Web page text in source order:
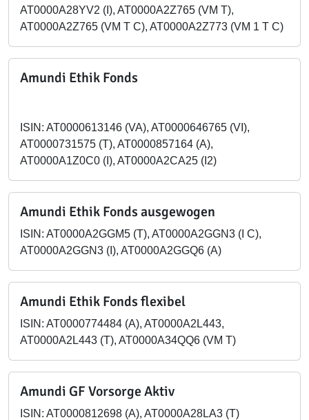
AT0000A28YV2 (I), AT0000A2Z765 (VM T),
AT0000A2Z765 (VM T C), AT0000A2Z773 (VM 1 T C)
Amundi Ethik Fonds
ISIN: AT0000613146 (VA), AT0000646765 (VI),
AT0000731575 (T), AT0000857164 (A),
AT0000A1Z0C0 (I), AT0000A2CA25 (I2)
Amundi Ethik Fonds ausgewogen
ISIN: AT0000A2GGM5 (T), AT0000A2GGN3 (I C),
AT0000A2GGN3 (I), AT0000A2GGQ6 (A)
Amundi Ethik Fonds flexibel
ISIN: AT0000774484 (A), AT0000A2L443,
AT0000A2L443 (T), AT0000A34QQ6 (VM T)
Amundi GF Vorsorge Aktiv
ISIN: AT0000812698 (A), AT0000A28LA3 (T)